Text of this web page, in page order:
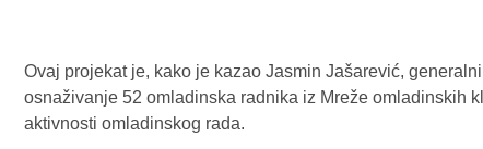
Ovaj projekat je, kako je kazao Jasmin Jašarević,
osnaživanje 52 omladinska radnika iz Mreže omladinskih
aktivnosti omladinskog rada.